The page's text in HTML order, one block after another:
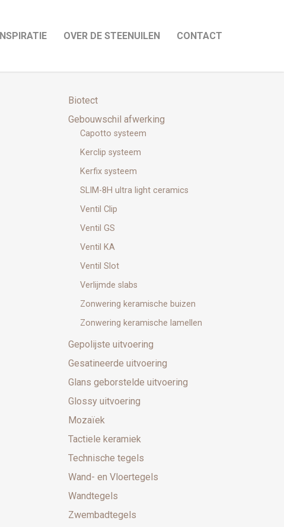
OVER DE STEENUILEN CONTACT
Biotect
Gebouwschil afwerking
Capotto systeem
Kerclip systeem
Kerfix systeem
SLIM-8H ultra light ceramics
Ventil Clip
Ventil GS
Ventil KA
Ventil Slot
Verlijmde slabs
Zonwering keramische buizen
Zonwering keramische lamellen
Gepolijste uitvoering
Gesatineerde uitvoering
Glans geborstelde uitvoering
Glossy uitvoering
Mozaïek
Tactiele keramiek
Technische tegels
Wand- en Vloertegels
Wandtegels
Zwembadtegels